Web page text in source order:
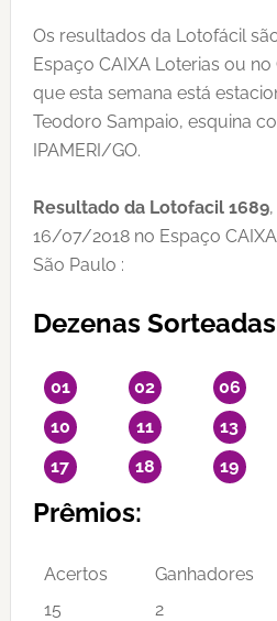
Os resultados da Lotofácil
Espaço CAIXA Loterias ou
que esta semana está
Teodoro Sampaio, esquina
IPAMERI/GO.
Resultado da Lotofacil 1689
16/07/2018 no Espaço
São Paulo :
Dezenas
01 02 06
10
11 13
17
18 19
Prêmios:
Acertos Ganhadores
15
2